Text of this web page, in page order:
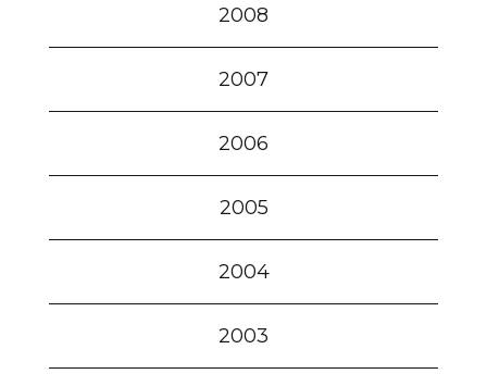
2008
2007
2006
2005
2004
2003